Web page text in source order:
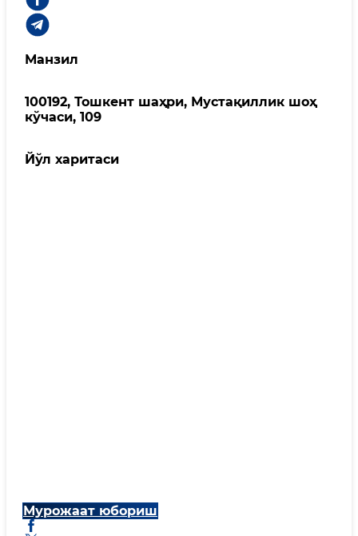
Манзил
100192, Тошкент шаҳри, Мустақиллик шоҳ
кўчаси, 109
Йўл харитаси
Мурожаат юбориш